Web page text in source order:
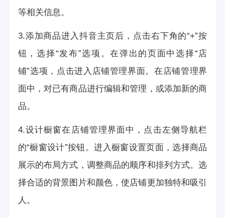
等相关信息。
3.添加商品进入抖音主页后，点击右下角的“+”按
钮，选择“发布”选项。在弹出的页面中选择“店
铺”选项，点击进入店铺管理界面。在店铺管理界
面中，对已有商品进行编辑和管理，或添加新的商
品。
4.设计橱窗在店铺管理界面中，点击左侧导航栏
的“橱窗设计”按钮。进入橱窗设置页面，选择商品
展示的布局方式，调整商品的顺序和排列方式。选
择合适的背景图片和颜色，使店铺更加独特和吸引
人。